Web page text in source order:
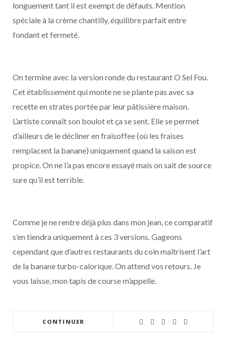
longuement tant il est exempt de défauts. Mention
spéciale à la crème chantilly, équilibre parfait entre
fondant et fermeté.
On termine avec la version ronde du restaurant O Sel Fou.
Cet établissement qui monte ne se plante pas avec sa
recette en strates portée par leur pâtissière maison.
L’artiste connaît son boulot et ça se sent. Elle se permet
d’ailleurs de le décliner en fraisoffee (où les fraises
remplacent la banane) uniquement quand la saison est
propice. On ne l’a pas encore essayé mais on sait de source
sure qu’il est terrible.
Comme je ne rentre déjà plus dans mon jean, ce comparatif
s’en tiendra uniquement à ces 3 versions. Gageons
cependant que d’autres restaurants du coin maîtrisent l’art
de la banane turbo-calorique. On attend vos retours. Je
vous laisse, mon tapis de course m’appelle.
CONTINUER